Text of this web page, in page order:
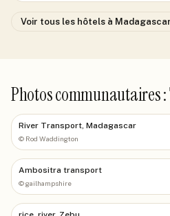
Voir tous les hôtels à Madagascar
Photos communautaires
River Transport, Madagascar
© Rod Waddington
Ambositra transport
©gailhampshire